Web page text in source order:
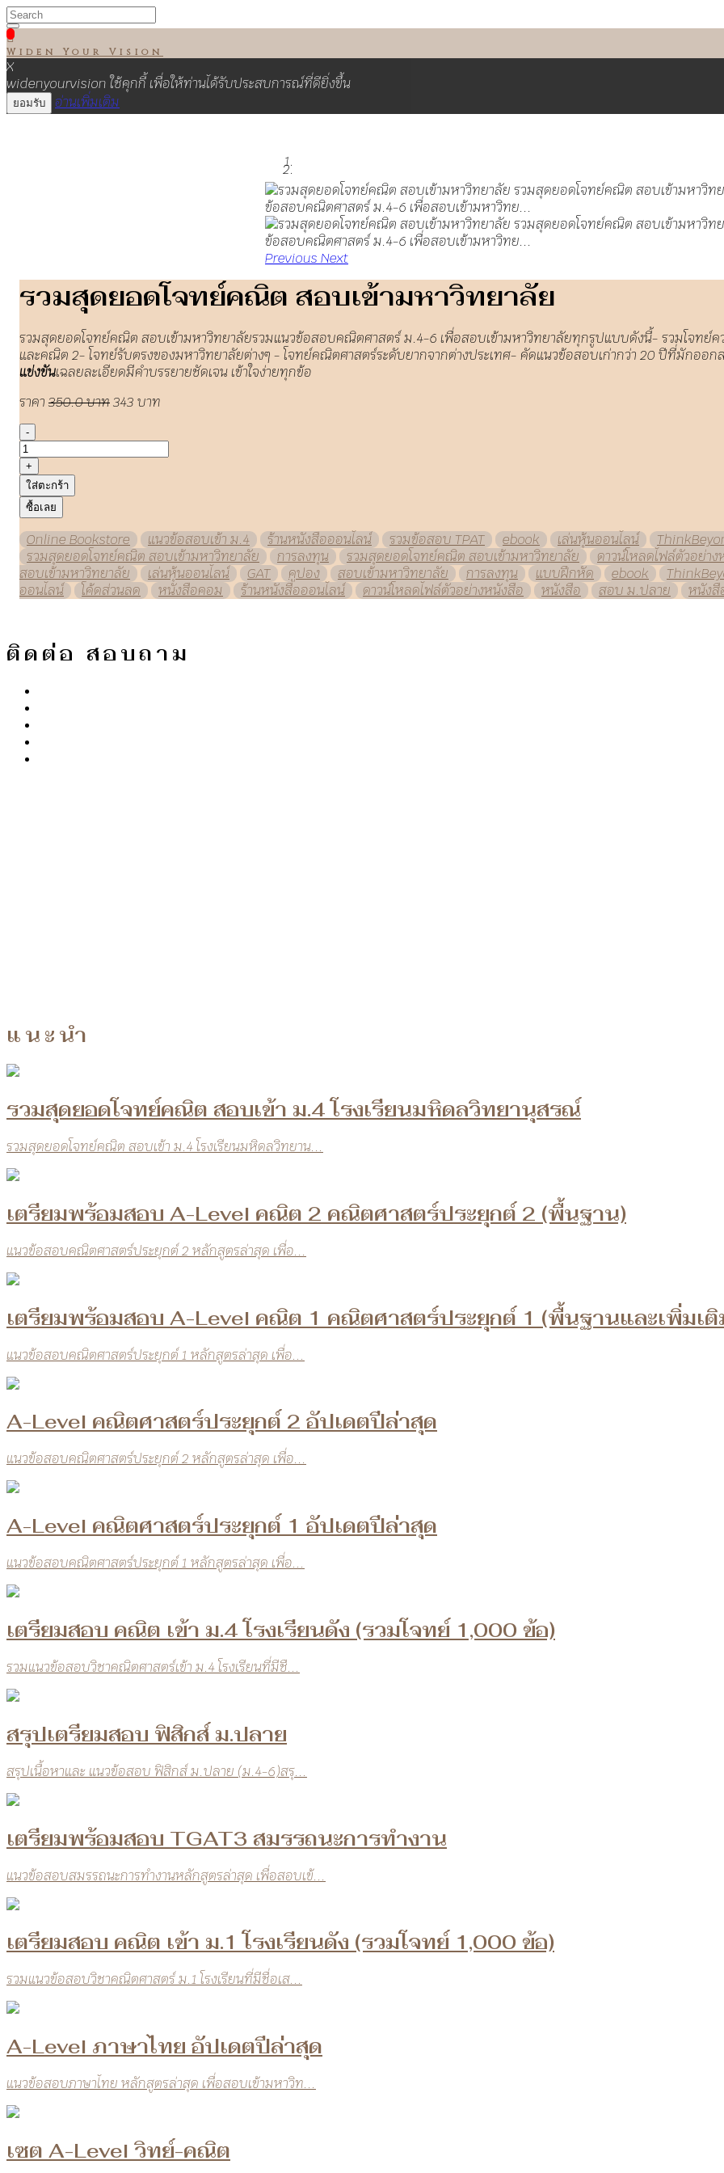

Widen Your Vision
X
widenyourvision ใช้คุกกี้ เพื่อให้ท่านได้รับประสบการณ์ที่ดียิ่งขึ้น
ยอมรับ อ่านเพิ่มเติม
Previous Next
รวมสุดยอดโจทย์คณิต สอบเข้ามหาวิทยาลัย
รวมสุดยอดโจทย์คณิต สอบเข้ามหาวิทยาลัยรวมแนวข้อสอบคณิตศาสตร์ ม.4-6 เพื่อสอบเข้ามหาวิทยาลัยทุกรูปแบบดังนี้- รวมโจทย์
และคณิต 2- โจทย์รับตรงของมหาวิทยาลัยต่างๆ - โจทย์คณิตศาสตร์ระดับยากจากต่างประเทศ- คัดแนวข้อสอบเก่ากว่า 20 ปีที่มักออ
แข่งขันเฉลยละเอียดมีคำบรรยายชัดเจน เข้าใจง่ายทุกข้อ
ราคา 350.0 บาท343 บาท
-
+
ใส่ตะกร้า
ซื้อเลย
Online Bookstore แนวข้อสอบเข้า ม.4 ร้านหนังสือออนไลน์ รวมข้อสอบ TPAT ebook เล่นหุ้นออนไลน์
รวมสุดยอดโจทย์คณิต สอบเข้ามหาวิทยาลัย
การลงทุน รวมสุดยอดโจทย์คณิต สอบเข้ามหาวิทยาลัย
ดาวน์โหลดไฟล์ตัวอย่า
สอบเข้ามหาวิทยาลัย
เล่นหุ้นออนไลน์ GAT คูปอง สอบเข้ามหาวิทยาลัย การลงทุน แบบฝึกหัด ebook
ออนไลน์
โค้ดส่วนลด หนังสือคอม ร้านหนังสือออนไลน์ ดาวน์โหลดไฟล์ตัวอย่างหนังสือ หนังสือ สอบ ม.ปลาย หนังสื
ติดต่อ สอบถาม
แนะนำ
รวมสุดยอดโจทย์คณิต สอบเข้า ม.4 โรงเรียนมหิดลวิทยานุสรณ์
รวมสุดยอดโจทย์คณิต สอบเข้า ม.4 โรงเรียนมหิดลวิทยาน...
เตรียมพร้อมสอบ A-Level คณิต 2 คณิตศาสตร์ประยุกต์ 2 (พื้นฐาน)
แนวข้อสอบคณิตศาสตร์ประยุกต์ 2 หลักสูตรล่าสุด เพื่อ...
เตรียมพร้อมสอบ A-Level คณิต 1 คณิตศาสตร์ประยุกต์ 1 (พื้นฐานและเพิ่มเติ
แนวข้อสอบคณิตศาสตร์ประยุกต์ 1 หลักสูตรล่าสุด เพื่อ...
A-Level คณิตศาสตร์ประยุกต์ 2 อัปเดตปีล่าสุด
แนวข้อสอบคณิตศาสตร์ประยุกต์ 2 หลักสูตรล่าสุด เพื่อ...
A-Level คณิตศาสตร์ประยุกต์ 1 อัปเดตปีล่าสุด
แนวข้อสอบคณิตศาสตร์ประยุกต์ 1 หลักสูตรล่าสุด เพื่อ...
เตรียมสอบ คณิต เข้า ม.4 โรงเรียนดัง (รวมโจทย์ 1,000 ข้อ)
รวมแนวข้อสอบวิชาคณิตศาสตร์เข้า ม.4 โรงเรียนที่มีชื...
สรุปเตรียมสอบ ฟิสิกส์ ม.ปลาย
สรุปเนื้อหาและ แนวข้อสอบ ฟิสิกส์ ม.ปลาย (ม.4-6)สรุ...
เตรียมพร้อมสอบ TGAT3 สมรรถนะการทำงาน
แนวข้อสอบสมรรถนะการทำงานหลักสูตรล่าสุด เพื่อสอบเข้...
เตรียมสอบ คณิต เข้า ม.1 โรงเรียนดัง (รวมโจทย์ 1,000 ข้อ)
รวมแนวข้อสอบวิชาคณิตศาสตร์ ม.1 โรงเรียนที่มีชื่อเส...
A-Level ภาษาไทย อัปเดตปีล่าสุด
แนวข้อสอบภาษาไทย หลักสูตรล่าสุด เพื่อสอบเข้ามหาวิท...
เซต A-Level วิทย์-คณิต